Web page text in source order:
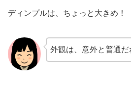
ディンプルは、ちょっと大きめ！
外観は、意外と普通だ